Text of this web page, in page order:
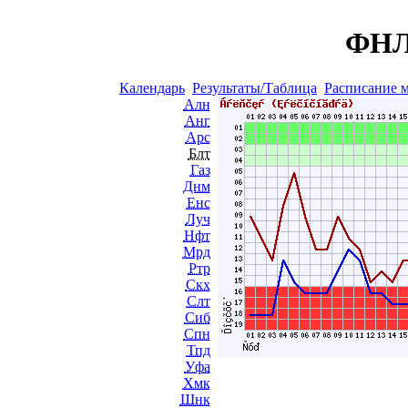
ФНЛ
Календарь Результаты/Таблица Расписание
Алн
Анг
Арс
Блт
Газ
Днм
Енс
Луч
Нфт
Мрд
Ртр
Скх
Слт
Сиб
Спн
Тпд
Уфа
Хмк
Шнк